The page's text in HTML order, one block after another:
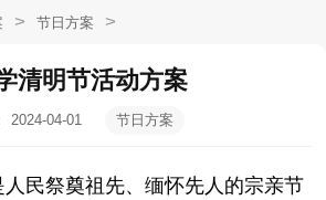
> 节日方案 >
清明节活动方案
2024-04-01
节日方案
民祭奠祖先、缅怀先人的宗亲节